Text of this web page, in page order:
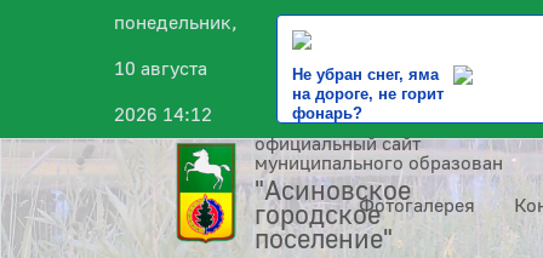
понедельник,
10 августа
2026 14:12
Не убран снег, яма
на дороге, не горит
фонарь?
официальный сайт
муниципального образования
"Асиновское
городское
поселение"
Фотогалерея